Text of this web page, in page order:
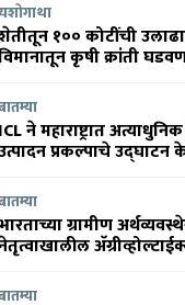
१०० कोटींची
कृषी क्रांती
ICL ने महाराष्ट्रात
प्रकल्पाचे उद्घाटन
ग्रामीण